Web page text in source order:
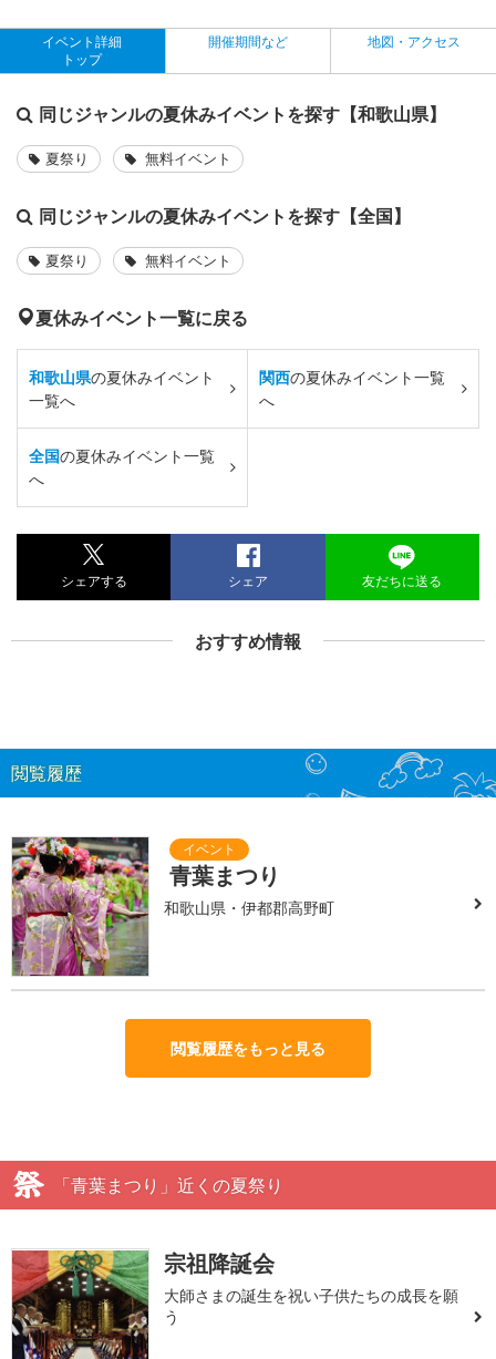
イベント詳細
トップ
開催期間など 地図・アクセス
同じジャンルの夏休みイベントを探す【和歌山県】
夏祭り 無料イベント
同じジャンルの夏休みイベントを探す【全国】
夏祭り 無料イベント
夏休みイベント一覧に戻る
和歌山県の夏休みイベント
一覧へ
関西の夏休みイベント一覧
へ
全国の夏休みイベント一覧
へ
シェアする シェア 友だちに送る
おすすめ情報
閲覧履歴
青葉まつり
和歌山県・伊都郡高野町
閲覧履歴をもっと見る
「青葉まつり」近くの夏祭り
宗祖降誕会
大師さまの誕生を祝い子供たちの成長を願
う